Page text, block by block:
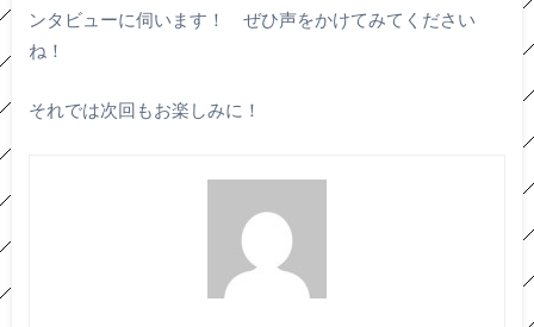
ンタビューに伺います！ ぜひ声をかけてみてください
ね！
それでは次回もお楽しみに！